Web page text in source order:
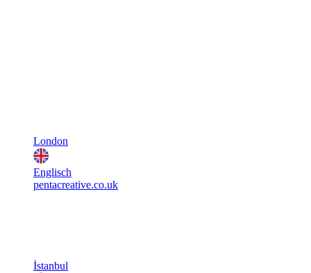
London
Englisch
pentacreative.co.uk
İstanbul